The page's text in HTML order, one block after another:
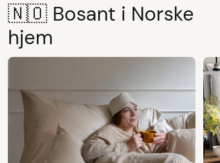
🇳🇴 Bosant i Norske
hjem